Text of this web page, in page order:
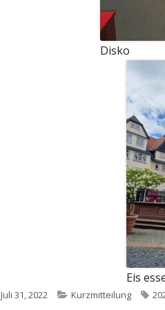
Disko
Eis
Veröffentlicht
Juli 31, 2022 Kategorien
Kurzmitteilung